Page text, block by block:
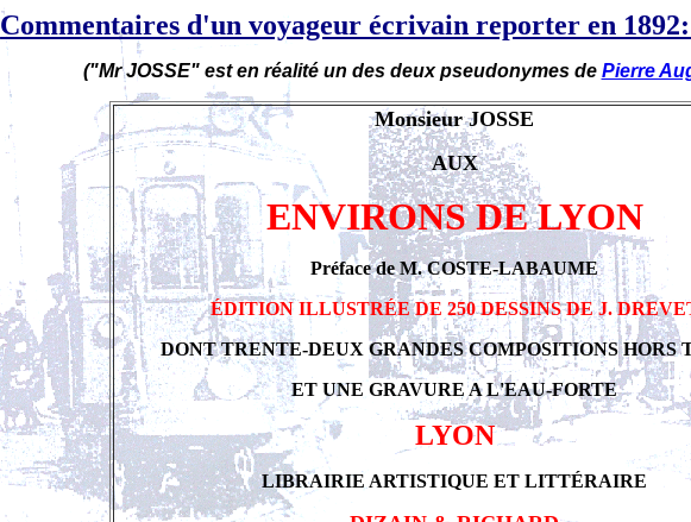
Commentaires d'un voyageur écrivain reporter en
("Mr JOSSE" est en réalité un des deux pseudonymes de Pierre
Monsieur JOSSE
AUX
ENVIRONS DE LYON
Préface de M. COSTE-LABAUME
ÉDITION ILLUSTRÉE DE 250 DESSINS DE J.
DONT TRENTE-DEUX GRANDES COMPOSITIONS HORS
ET UNE GRAVURE A L'EAU-FORTE
LYON
LIBRAIRIE ARTISTIQUE ET LITTÉRAIRE